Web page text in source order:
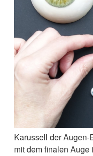
Karussell der
mit dem finalen Auge